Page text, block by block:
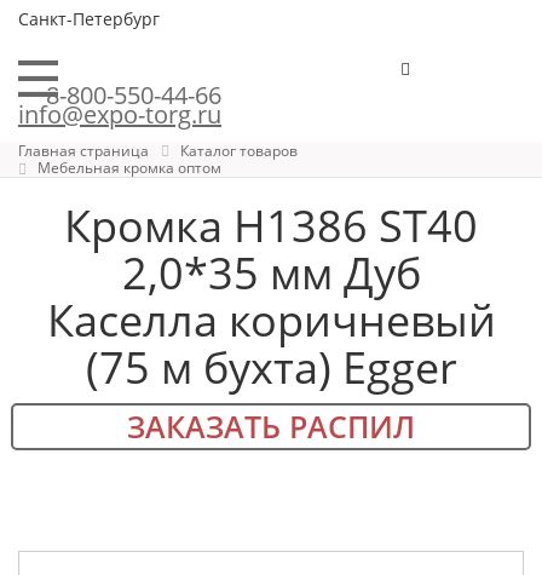
Санкт-Петербург
8-800-550-44-66
info@expo-torg.ru
Главная страница
Каталог товаров
Мебельная кромка оптом
Кромка H1386 ST40
2,0*35 мм Дуб
Каселла коричневый
(75 м бухта) Egger
ЗАКАЗАТЬ РАСПИЛ